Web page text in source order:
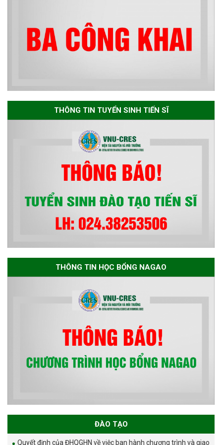
ban chuyên môn đánh giá hồ
sơ chuyên môn cho các thí sinh
dự tuyển nghiên cứu sinh đợt 1
Thông báo danh sách thí sinh
đủ điều kiện dự tuyển Chương
trình đào tạo tiến sĩ chuyên
ngành Môi trường và phát triển
bền vững đợt 1 năm 2026
THÔNG TIN TUYỂN SINH TIẾN SĨ
THÔNG TIN HỌC BỔNG NAGAO
ĐÀO TẠO
Quyết định của ĐHQGHN về việc ban hành chương trình và giao